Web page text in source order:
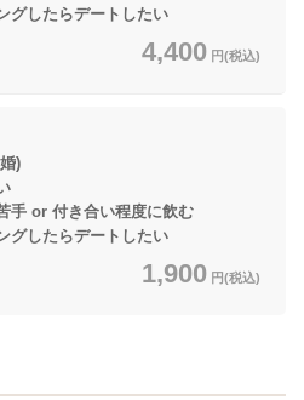
したらデートしたい
4,400 円(税込)
)
or 付き合い程度に飲む
したらデートしたい
1,900 円(税込)